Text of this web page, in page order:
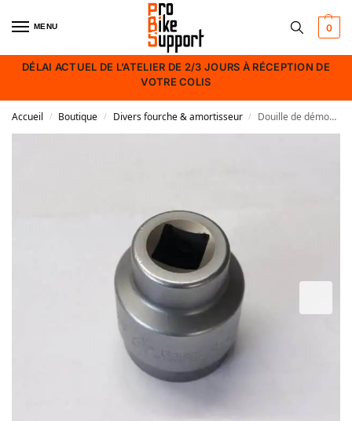
MENU 0
DÉLAI ACTUEL DE L’ATELIER DE 2/3 JOURS À RÉCEPTION DE
VOTRE COLIS
Accueil / Boutique / Divers fourche & amortisseur / Douille de démontage de fourche Formula